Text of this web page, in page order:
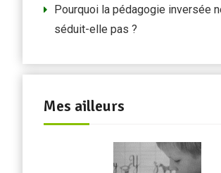
Pourquoi la pédagogie inversée
séduit-elle pas ?
Mes ailleurs